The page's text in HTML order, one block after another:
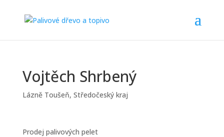
Vojtěch Shrbený
Lázně Toušeň, Středočeský kraj
Prodej palivových pelet